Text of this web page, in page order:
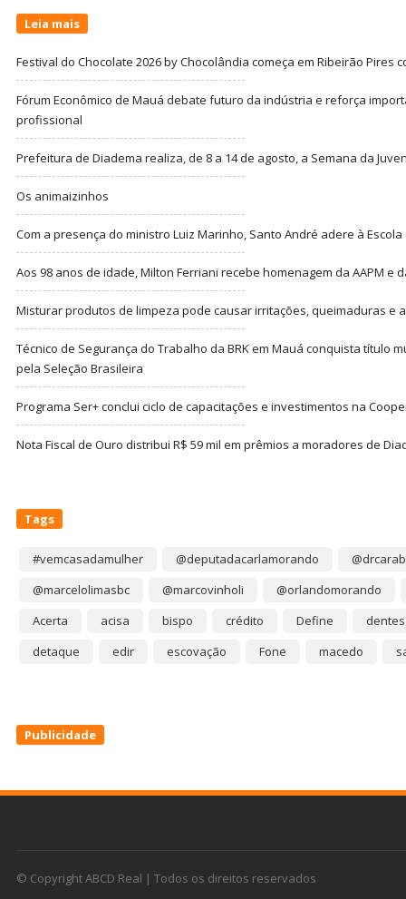
Leia mais
Festival do Chocolate 2026 by Chocolândia começa em Ribeirão Pires
Fórum Econômico de Mauá debate futuro da indústria e reforça
profissional
Prefeitura de Diadema realiza, de 8 a 14 de agosto, a Semana da
Os animaizinhos
Com a presença do ministro Luiz Marinho, Santo André adere à
Aos 98 anos de idade, Milton Ferriani recebe homenagem da AAPM e
Misturar produtos de limpeza pode causar irritações, queimaduras e
Técnico de Segurança do Trabalho da BRK em Mauá conquista título
pela Seleção Brasileira
Programa Ser+ conclui ciclo de capacitações e investimentos na
Nota Fiscal de Ouro distribui R$ 59 mil em prêmios a moradores de
Tags
#vemcasadamulher @deputadacarlamorando
@marcelolimasbc
@marcovinholi
@orlandomorando
Acerta
acisa bispo crédito Define
dentes
detaque
edir escovação Fone macedo
Publicidade
© Copyright ABCD Real | Todos os direitos reservados